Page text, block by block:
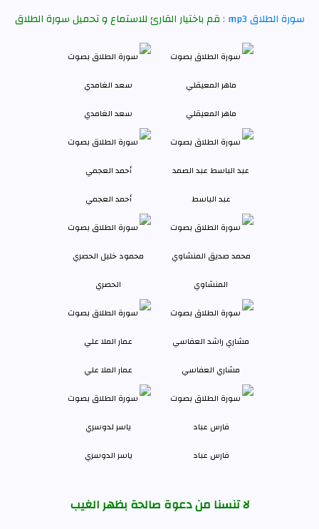
سورة الطلاق mp3 : قم باختيار القارئ للاستماع و تحميل سورة الطلاق
ماهر المعيقلي سعد الغامدي
عبد الباسط أحمد العجمي
المنشاوي الحصري
مشاري العفاسي عمار الملا علي
فارس عباد ياسر الدوسري
لا تنسنا من دعوة صالحة بظهر الغيب